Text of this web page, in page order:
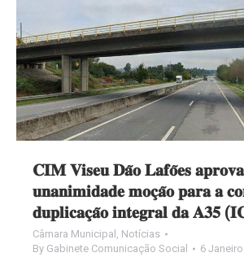
𝐂𝐈𝐌 𝐕𝐢𝐬𝐞𝐮 𝐃𝐚̃𝐨 𝐋𝐚𝐟𝐨̃𝐞𝐬
𝐮𝐧𝐚𝐧𝐢𝐦𝐢𝐝𝐚𝐝𝐞 𝐦𝐨𝐜̧𝐚̃𝐨 𝐩𝐚𝐫𝐚 𝐚
𝐝𝐮𝐩𝐥𝐢𝐜𝐚𝐜̧𝐚̃𝐨 𝐢𝐧𝐭𝐞𝐠𝐫𝐚𝐥 𝐝𝐚 𝐀𝟑𝟓
Câmara Municipal , Notícias
By Gabinete Comunicação Social 6